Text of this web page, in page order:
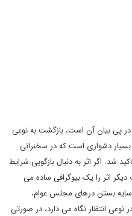
پی بیان آن است، بازگشت به نوعی
بسیار دشواری است که در سخنرانی
شد. اگر اثر به دنبال بازگویی شرایط
اثر را یک بیوگرافی ساده می
سایه بستن درهای مجلس عوام،
نوعی انتظار نگاه می دارد، در صورتی